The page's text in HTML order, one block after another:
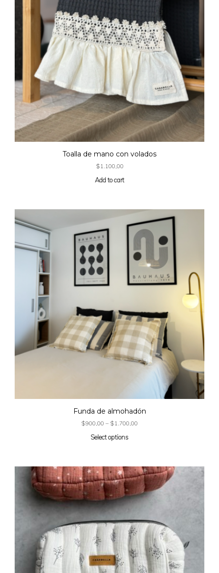
Toalla de mano con volados
$1.100,00
Add to cart
Funda de almohadón
$900,00 – $1.700,00
Select options